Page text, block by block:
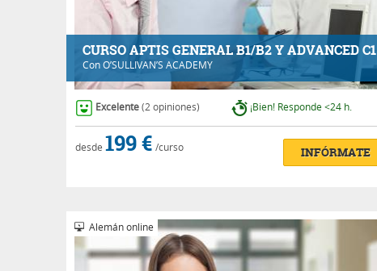
CURSO APTIS GENERAL B1/B2 Y ADVANCED C1
ConO’SULLIVAN’S ACADEMY
Excelente (2 opiniones) ¡Bien! Responde <24 h.
desde 199 € /curso INFÓRMATE
Alemán online